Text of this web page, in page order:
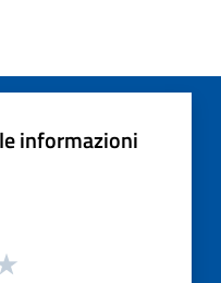
informazioni